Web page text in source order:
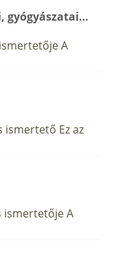
gyógyászatai…
A
Ez az
ismertetője A